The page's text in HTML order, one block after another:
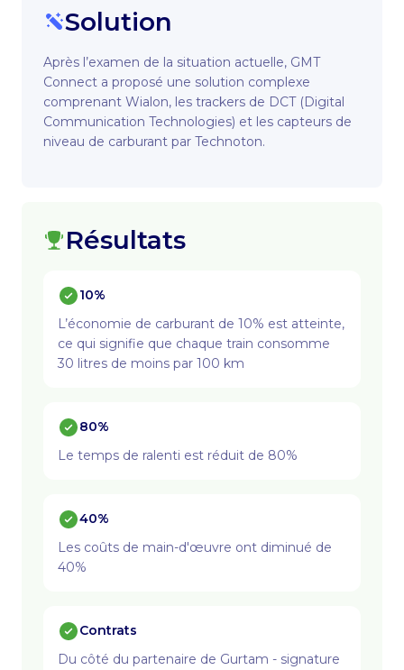
Solution
Après l’examen de la situation actuelle, GMT
Connect a proposé une solution complexe
comprenant Wialon, les trackers de DCT (Digital
Communication Technologies) et les capteurs de
niveau de carburant par Technoton.
Résultats
10%
L’économie de carburant de 10% est atteinte,
ce qui signifie que chaque train consomme
30 litres de moins par 100 km
80%
Le temps de ralenti est réduit de 80%
40%
Les coûts de main-d'œuvre ont diminué de
40%
Contrats
Du côté du partenaire de Gurtam - signature